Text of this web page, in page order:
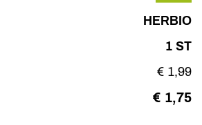
HERBIO
1 ST
€ 1,99
€ 1,75